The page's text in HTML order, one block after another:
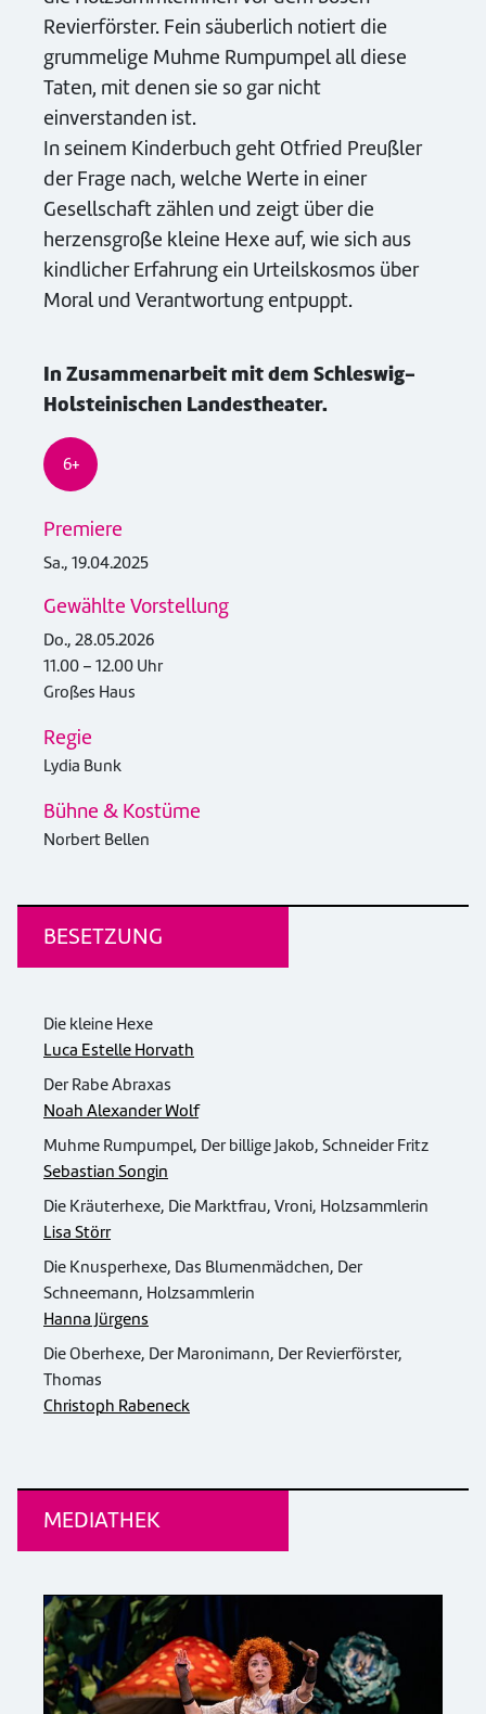
Revierförster. Fein säuberlich notiert die
grummelige Muhme Rumpumpel all diese
Taten, mit denen sie so gar nicht
einverstanden ist.
In seinem Kinderbuch geht Otfried Preußler
der Frage nach, welche Werte in einer
Gesellschaft zählen und zeigt über die
herzensgroße kleine Hexe auf, wie sich aus
kindlicher Erfahrung ein Urteilskosmos über
Moral und Verantwortung entpuppt.
In Zusammenarbeit mit dem Schleswig-
Holsteinischen Landestheater.
6+
Premiere
Sa., 19.04.2025
Gewählte Vorstellung
Do., 28.05.2026
11.00 – 12.00 Uhr
Großes Haus
Regie
Lydia Bunk
Bühne & Kostüme
Norbert Bellen
BESETZUNG
Die kleine Hexe
Luca Estelle Horvath
Der Rabe Abraxas
Noah Alexander Wolf
Muhme Rumpumpel, Der billige Jakob, Schneider Fritz
Sebastian Songin
Die Kräuterhexe, Die Marktfrau, Vroni, Holzsammlerin
Lisa Störr
Die Knusperhexe, Das Blumenmädchen, Der
Schneemann, Holzsammlerin
Hanna Jürgens
Die Oberhexe, Der Maronimann, Der Revierförster,
Thomas
Christoph Rabeneck
MEDIATHEK